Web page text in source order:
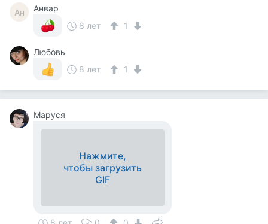
Ан
Анвар
8 лет
1
Любовь
8 лет
1
Маруся
Нажмите,
чтобы загрузить
GIF